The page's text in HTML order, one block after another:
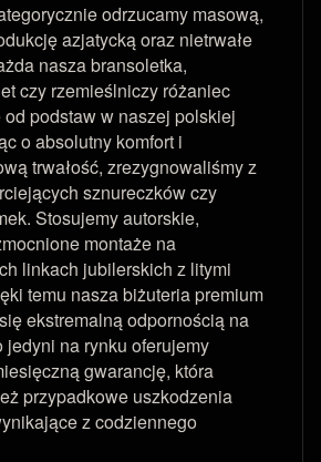
odrzucamy masową,
azjatycką oraz nietrwałe
nasza bransoletka,
czy rzemieślniczy różaniec
podstaw w naszej polskiej
o absolutny komfort i
trwałość, zrezygnowaliśmy z
sznureczków czy
Stosujemy autorskie,
montaże na
linkach jubilerskich z litymi
temu nasza biżuteria premium
ekstremalną odpornością na
jedyni na rynku oferujemy
gwarancję, która
przypadkowe uszkodzenia
z codziennego